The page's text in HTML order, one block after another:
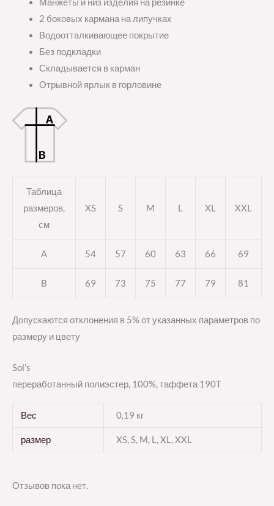
2 боковых кармана на липучках
Водоотталкивающее покрытие
Без подкладки
Складывается в карман
Отрывной ярлык в горловине
Таблица
размеров,
см
XS S M L XL XXL
A 54 57 60 63 66 69
B 69 73 75 77 79 81
Допускаются отклонения в 5% от указанных параметров по
размеру и цвету
Sol’s
переработанный полиэстер, 100%, таффета 190T
Вес 0,19 кг
размер XS, S, M, L, XL, XXL
Отзывов пока нет.